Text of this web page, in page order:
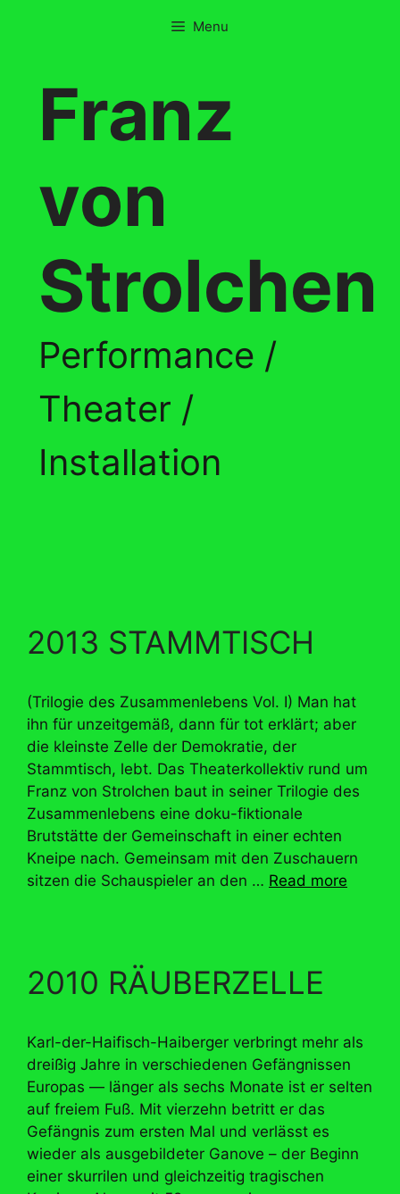
Menu
Franz
von
Strolchen
Performance /
Theater /
Installation
2013 STAMMTISCH
(Trilogie des Zusammenlebens Vol. I) Man hat
ihn für unzeitgemäß, dann für tot erklärt; aber
die kleinste Zelle der Demokratie, der
Stammtisch, lebt. Das Theaterkollektiv rund um
Franz von Strolchen baut in seiner Trilogie des
Zusammenlebens eine doku-fiktionale
Brutstätte der Gemeinschaft in einer echten
Kneipe nach. Gemeinsam mit den Zuschauern
sitzen die Schauspieler an den … Read more
2010 RÄUBERZELLE
Karl-der-Haifisch-Haiberger verbringt mehr als
dreißig Jahre in verschiedenen Gefängnissen
Europas — länger als sechs Monate ist er selten
auf freiem Fuß. Mit vierzehn betritt er das
Gefängnis zum ersten Mal und verlässt es
wieder als ausgebildeter Ganove – der Beginn
einer skurrilen und gleichzeitig tragischen